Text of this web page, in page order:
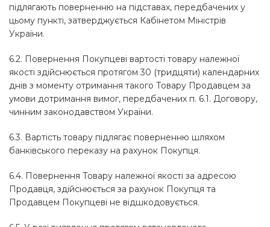
підлягають поверненню на підставах, передбачених у
цьому пункті, затверджується Кабінетом Міністрів
України.
6.2. Повернення Покупцеві вартості товару належної
якості здійснюється протягом 30 (тридцяти) календарних
днів з моменту отримання такого Товару Продавцем за
умови дотримання вимог, передбачених п. 6.1. Договору,
чинним законодавством України.
6.3. Вартість товару підлягає поверненню шляхом
банківського переказу на рахунок Покупця.
6.4. Повернення Товару належної якості за адресою
Продавця, здійснюється за рахунок Покупця та
Продавцем Покупцеві не відшкодовується.